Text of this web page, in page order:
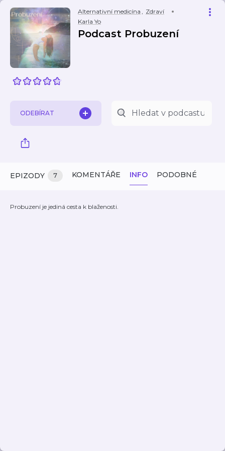
Alternativní medicína , Zdraví
Karla Yo
Podcast Probuzení
ODEBÍRAT
EPIZODY 7 KOMENTÁŘE INFO PODOBNÉ
Probuzení je jediná cesta k blaženosti.